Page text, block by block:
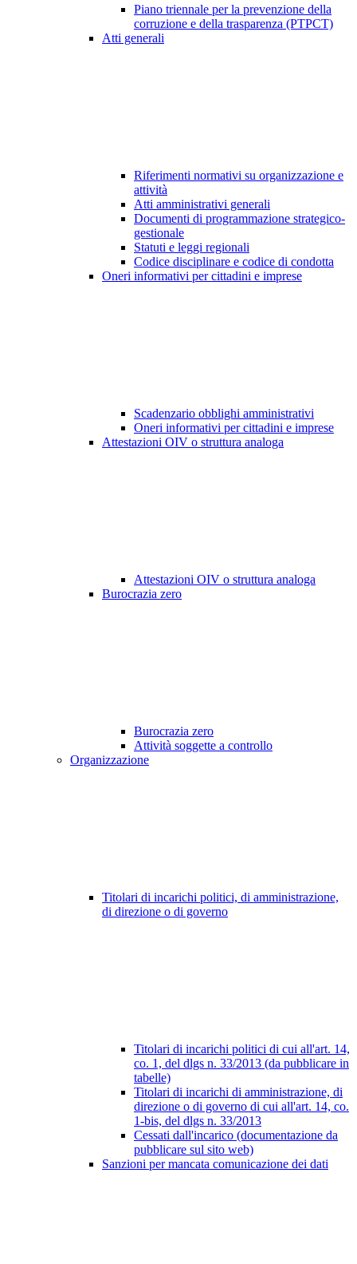
Piano triennale per la prevenzione della
corruzione e della trasparenza (PTPCT)
Atti generali
Riferimenti normativi su organizzazione e
attività
Atti amministrativi generali
Documenti di programmazione strategico-
gestionale
Statuti e leggi regionali
Codice disciplinare e codice di condotta
Oneri informativi per cittadini e imprese
Scadenzario obblighi amministrativi
Oneri informativi per cittadini e imprese
Attestazioni OIV o struttura analoga
Attestazioni OIV o struttura analoga
Burocrazia zero
Burocrazia zero
Attività soggette a controllo
Organizzazione
Titolari di incarichi politici, di amministrazione,
di direzione o di governo
Titolari di incarichi politici di cui all'art. 14,
co. 1, del dlgs n. 33/2013 (da pubblicare in
tabelle)
Titolari di incarichi di amministrazione, di
direzione o di governo di cui all'art. 14, co.
1-bis, del dlgs n. 33/2013
Cessati dall'incarico (documentazione da
pubblicare sul sito web)
Sanzioni per mancata comunicazione dei dati